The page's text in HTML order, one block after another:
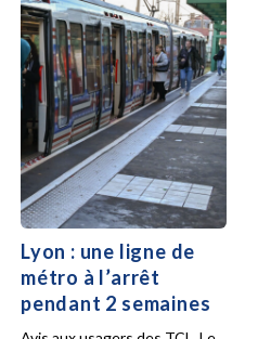
Lyon : une ligne de
métro à l’arrêt
pendant 2 semaines